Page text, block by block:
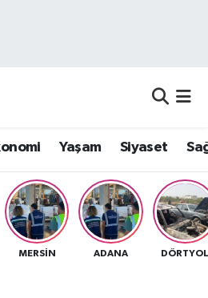
Yaşam Siyaset
MERSIN ADANA
ve Fikstür